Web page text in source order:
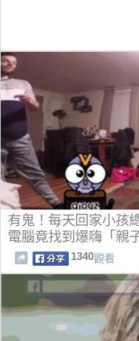
有鬼！每天回家小孩
電腦竟找到爆嗨「親
1340觀看